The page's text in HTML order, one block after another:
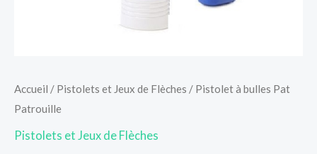
Accueil / Pistolets et Jeux de Flèches / Pistolet à bulles Pat
Patrouille
Pistolets et Jeux de Flèches